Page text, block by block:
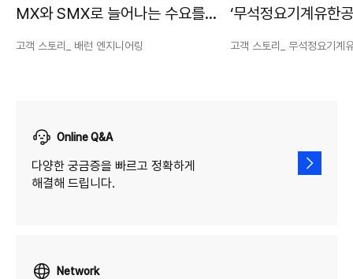
MX와 SMX로 늘어나는 수요를
충족시키고 있습니다.
고객 스토리_ 배런 엔지니어링
‘무석정요기계유한
‘DN솔루션즈’에서
고객 스토리_ 무석정요기계
Online Q&A
다양한 궁금증을 빠르고 정확하게
해결해 드립니다.
Network